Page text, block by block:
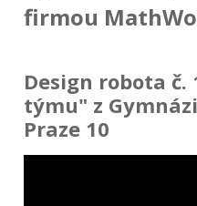
firmou
Design robota
týmu" z
Praze 10